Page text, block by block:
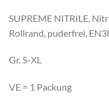
SUPREME NITRILE,
Rollrand, puderfrei,
Gr. S-XL
VE = 1 Packung